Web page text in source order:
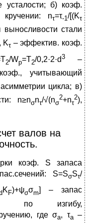
усталости; б) коэф.
nτ=τ-1/[(Kτ
выносливости стали
Kτ – эффектив. коэф.
2/Wр=Т2/0,2·2·d3 –
учитывающий
цикла; в)
n≥nσnτ/√(nσ
2+nτ
2),
валов на
коэф. S запаса
S=SσSτ/
KF)+ψσσm] – запас
по изгибу,
где σa, τa –